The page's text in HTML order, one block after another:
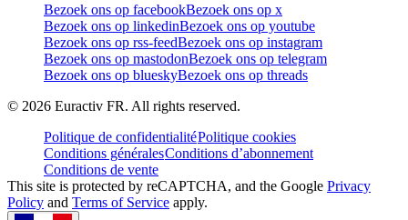
Bezoek ons op facebookBezoek ons op x
Bezoek ons op linkedinBezoek ons op youtube
Bezoek ons op rss-feedBezoek ons op instagram
Bezoek ons op mastodonBezoek ons op telegram
Bezoek ons op blueskyBezoek ons op threads
© 2026 Euractiv FR. All rights reserved.
Politique de confidentialitéPolitique cookies
Conditions généralesConditions d’abonnement
Conditions de vente
This site is protected by reCAPTCHA, and the Google Privacy
Policy and Terms of Service apply.